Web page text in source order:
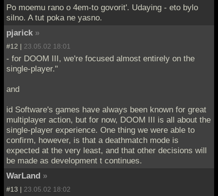
Po moemu rano o 4em-to govorit'. Udaying - eto bylo
silno. A tut poka ne yasno.
pjarick »
#12 | 23.05.02 18:01
- for DOOM III, we're focused almost entirely on the
single-player."
and
id Software's games have always been known for great
multiplayer action, but for now, DOOM III is all about the
single-player experience. One thing we were able to
confirm, however, is that a deathmatch mode is
expected at the very least, and that other decisions will
be made as development t continues.
WarLand »
#13 | 23.05.02 18:02